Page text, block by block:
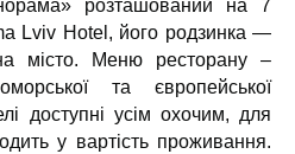
розташований на 7
Lviv Hotel, його родзинка —
місто. Меню ресторану –
та європейської
доступні усім охочим, для
у вартість проживання.